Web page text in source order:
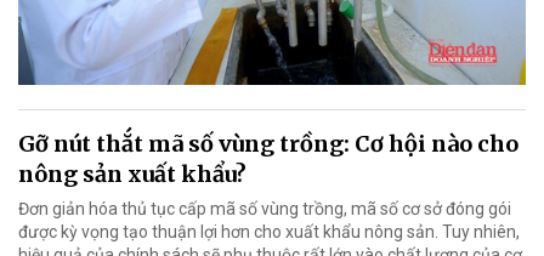
Gỡ nút thắt mã số vùng trồng: Cơ hội nào cho
nông sản xuất khẩu?
Đơn giản hóa thủ tục cấp mã số vùng trồng, mã số cơ sở đóng gói
được kỳ vọng tạo thuận lợi hơn cho xuất khẩu nông sản. Tuy nhiên,